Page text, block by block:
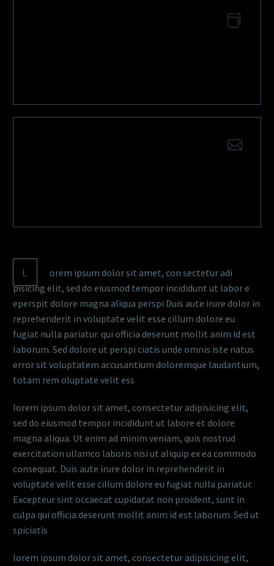
L
orem ipsum dolor sit amet, con sectetur adi
pisicing elit, sed do eiusmod tempor incididunt ut labor e
eperspit dolore magna aliqua perspi Duis aute irure dolor in
reprehenderit in voluptate velit esse cillum dolore eu
fugiat nulla pariatur. qui officia deserunt mollit anim id est
laborum. Sed dolore ut perspi ciatis unde omnis iste natus
error sit voluptatem accusantium doloremque laudantium,
totam rem oluptate velit ess
lorem ipsum dolor sit amet, consectetur adipisicing elit,
sed do eiusmod tempor incididunt ut labore et dolore
magna aliqua. Ut enim ad minim veniam, quis nostrud
exercitation ullamco laboris nisi ut aliquip ex ea commodo
consequat. Duis aute irure dolor in reprehenderit in
voluptate velit esse cillum dolore eu fugiat nulla pariatur.
Excepteur sint occaecat cupidatat non proident, sunt in
culpa qui officia deserunt mollit anim id est laborum. Sed ut
spiciatis
lorem ipsum dolor sit amet, consectetur adipisicing elit,